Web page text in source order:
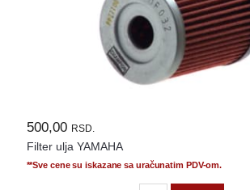
500,00 RSD.
Filter ulja YAMAHA
**Sve cene su iskazane sa uračunatim PDV-om.